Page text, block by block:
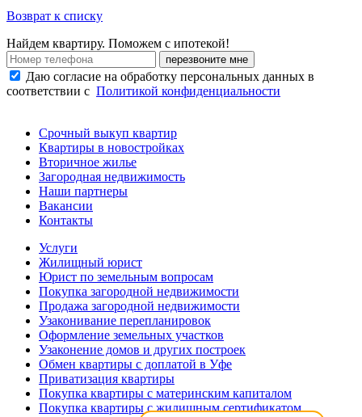
Возврат к списку
Найдем квартиру. Поможем с ипотекой!
перезвоните мне
Даю согласие на обработку персональных данных в
соответствии с Политикой конфиденциальности
Срочный выкуп квартир
Квартиры в новостройках
Вторичное жилье
Загородная недвижимость
Наши партнеры
Вакансии
Контакты
Услуги
Жилищный юрист
Юрист по земельным вопросам
Покупка загородной недвижимости
Продажа загородной недвижимости
Узаконивание перепланировок
Оформление земельных участков
Узаконение домов и других построек
Обмен квартиры с доплатой в Уфе
Приватизация квартиры
Покупка квартиры с материнским капиталом
Покупка квартиры с жилищным сертификатом